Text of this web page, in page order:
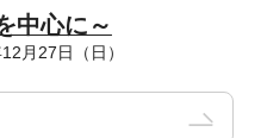
中心に～
月27日（日）